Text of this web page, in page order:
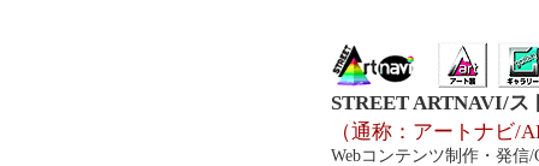
STREET ARTNAVI/
（通称：アートナビ/
Webコンテンツ制作・発信